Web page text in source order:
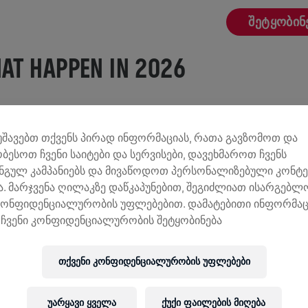
HAPPEN IN 2026
დიდ მიზანს და გამოიწვიო შენი თავი?
ერთად ჯანსაღი ცხოვრების
განკურნების გზებთან გვაახლოებს. ირბინე
შეუძლია 2027 წლის 9 მაისს!
იხსნება 2026 წლის 5 ნოემბერს 11:00 საათზე UTC.
როგორც კი რეგისტრაცია ხელმისაწვდომი
თქვენს პირად ინფორმაციას, რათა გავზომოთ და
ჩვენი საიტები და სერვისები, დავეხმაროთ ჩვენს
კამპანიებს და მივაწოდოთ პერსონალიზებული
მარჯვენა ღილაკზე დაწკაპუნებით, შეგიძლიათ
უფლებებით. დამატებითი
კონფიდენციალურობის შეტყობინება
თქვენი კონფიდენციალურობის უფლებები
უარყავი ყველა ქუქი ფაილების მიღება